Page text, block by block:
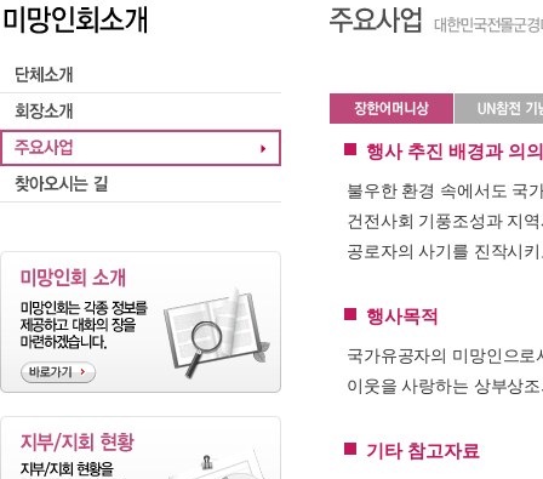
행사 추진 배경과 의의
불우한 환경 속에서도 국
건전사회 기풍조성과 지
공로자의 사기를 진작시
행사목적
국가유공자의 미망인으
이웃을 사랑하는 상부상
기타 참고자료